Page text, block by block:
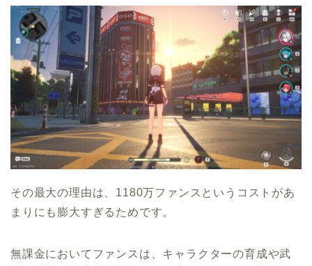
その最大の理由は、1180万ファンスというコストがあ
まりにも膨大すぎるためです。
無課金においてファンスは、キャラクターの育成や武